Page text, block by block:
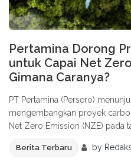
Pertamina Dorong
untuk Capai Net
Gimana Caranya?
PT Pertamina (Persero)
mengembangkan proyek
Net Zero Emission (NZE) pada
Berita Terbaru by